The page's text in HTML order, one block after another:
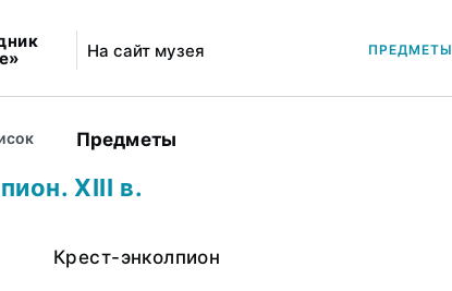
На сайт музея ПРЕДМЕТЫ
Предметы
XIII в.
Крест-энколпион